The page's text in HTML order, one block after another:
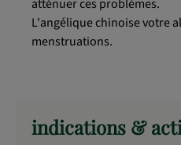
atténuer ces problèmes.
L'angélique chinoise votre
menstruations.
indications &